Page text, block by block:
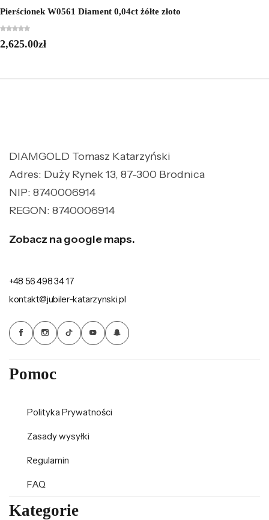
Pierścionek W0561 Diament 0,04ct żółte złoto
2,625.00zł
DIAMGOLD Tomasz Katarzyński
Adres: Duży Rynek 13, 87-300 Brodnica
NIP: 8740006914
REGON: 8740006914
Zobacz na google maps.
+48 56 498 34 17
kontakt@jubiler-katarzynski.pl
Pomoc
Polityka Prywatności
Zasady wysyłki
Regulamin
FAQ
Kategorie